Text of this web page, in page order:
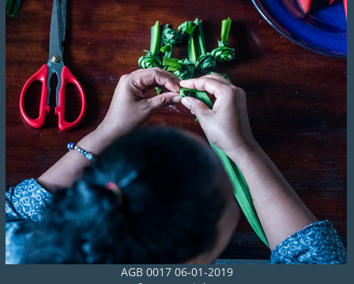
AGB 0017 06-01-2019